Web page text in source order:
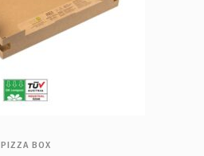
PIZZA BOX